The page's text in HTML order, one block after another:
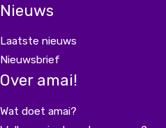
Nieuws
Laatste nieuws
Nieuwsbrief
Over amai!
Wat doet amai?